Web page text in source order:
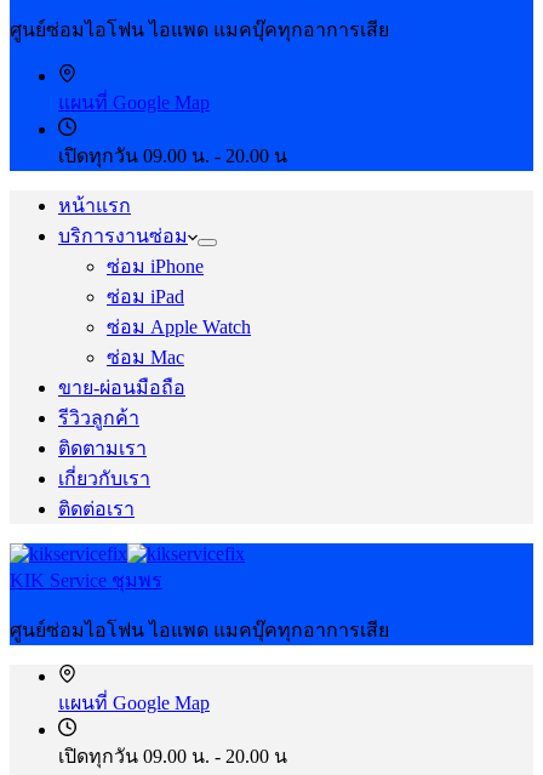
ศูนย์ซ่อมไอโฟน ไอแพด แมคบุ๊คทุกอาการเสีย
แผนที่ Google Map
เปิดทุกวัน 09.00 น. - 20.00 น
หน้าแรก
บริการงานซ่อม
ซ่อม iPhone
ซ่อม iPad
ซ่อม Apple Watch
ซ่อม Mac
ขาย-ผ่อนมือถือ
รีวิวลูกค้า
ติดตามเรา
เกี่ยวกับเรา
ติดต่อเรา
KIK Service ชุมพร
ศูนย์ซ่อมไอโฟน ไอแพด แมคบุ๊คทุกอาการเสีย
แผนที่ Google Map
เปิดทุกวัน 09.00 น. - 20.00 น